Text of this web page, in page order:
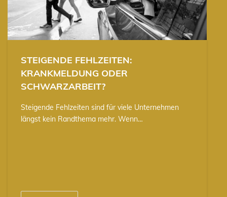
STEIGENDE FEHLZEITEN:
KRANKMELDUNG ODER
SCHWARZARBEIT?
Steigende Fehlzeiten sind für viele Unternehmen
längst kein Randthema mehr. Wenn…